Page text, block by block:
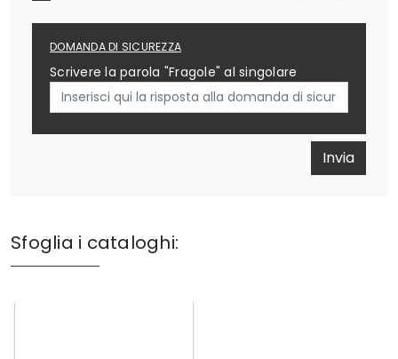
DOMANDA DI SICUREZZA
Scrivere la parola "Fragole" al singolare
Invia
Sfoglia i cataloghi: